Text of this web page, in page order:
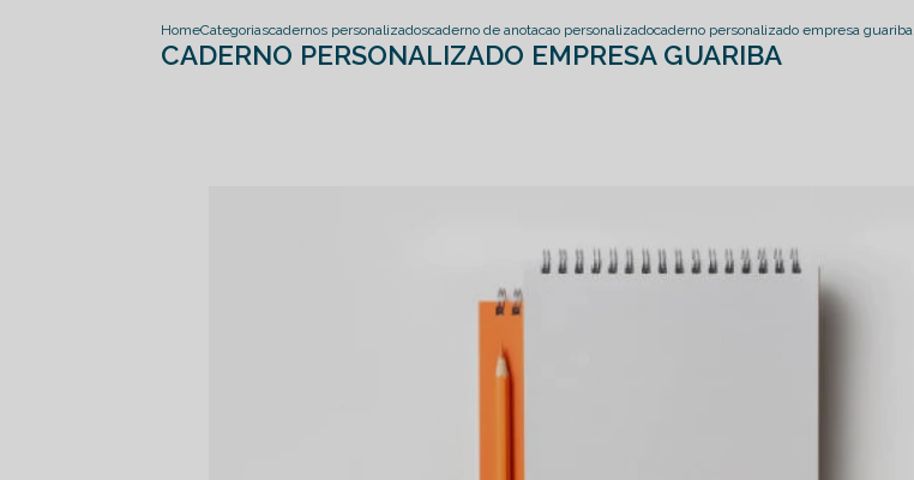
HomeCategoriascadernos personalizadoscaderno de anotacao personalizadocaderno personalizado empresa guariba
CADERNO PERSONALIZADO EMPRESA GUARIBA